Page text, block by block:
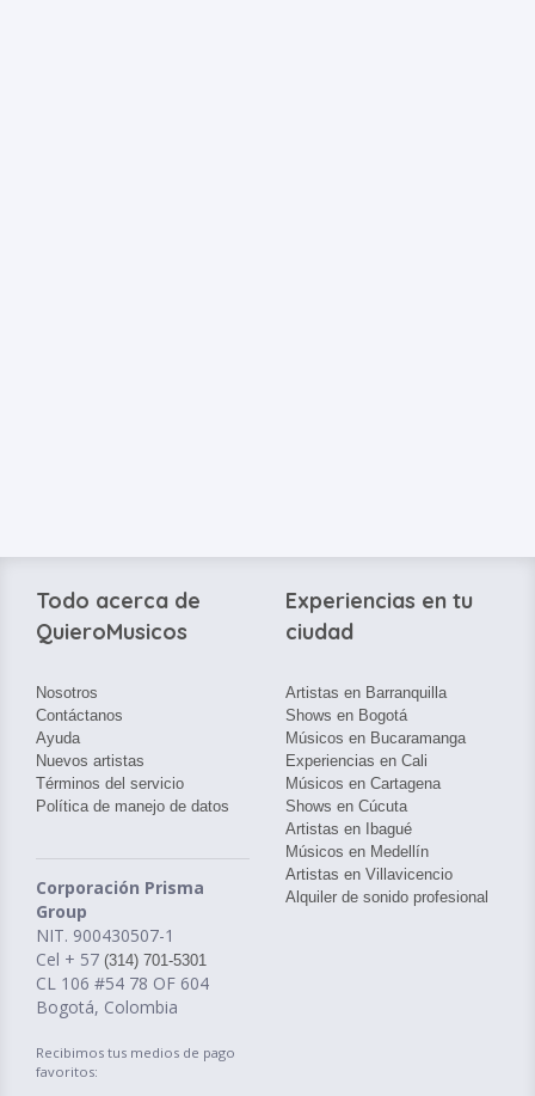
Todo acerca de
QuieroMusicos
Nosotros
Contáctanos
Ayuda
Nuevos artistas
Términos del servicio
Política de manejo de datos
Corporación Prisma
Group
NIT. 900430507-1
Cel + 57 (314) 701-5301
CL 106 #54 78 OF 604
Bogotá, Colombia
Recibimos tus medios de pago
favoritos:
Experiencias en tu
ciudad
Artistas en Barranquilla
Shows en Bogotá
Músicos en Bucaramanga
Experiencias en Cali
Músicos en Cartagena
Shows en Cúcuta
Artistas en Ibagué
Músicos en Medellín
Artistas en Villavicencio
Alquiler de sonido profesional